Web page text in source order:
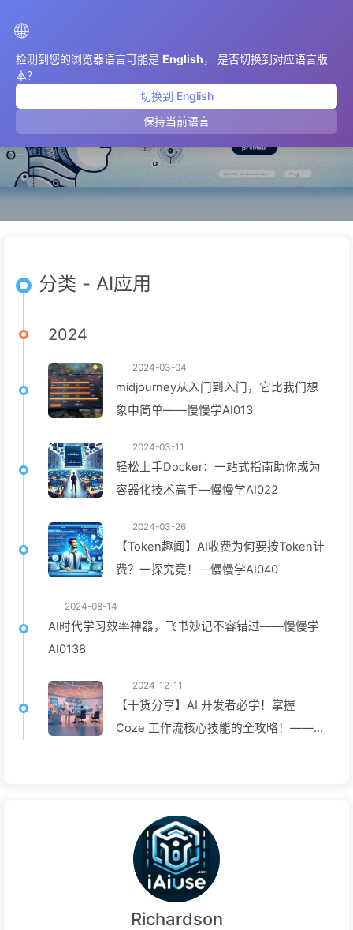
🌐
检测到您的浏览器语言可能是 English， 是否切换到对应语言版
本？
切换到 English
保持当前语言
AI应用
分类 - AI应用
2024
2024-03-04
midjourney从入门到入门，它比我们想
象中简单——慢慢学AI013
2024-03-11
轻松上手Docker：一站式指南助你成为
容器化技术高手—慢慢学AI022
2024-03-26
【Token趣闻】AI收费为何要按Token计
费？一探究竟！—慢慢学AI040
2024-08-14
AI时代学习效率神器，飞书妙记不容错过——慢慢学
AI0138
2024-12-11
【干货分享】AI 开发者必学！掌握
Coze 工作流核心技能的全攻略！——慢
Richardson